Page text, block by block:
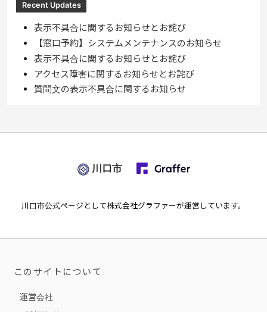
Recent Updates
表示不具合に関するお知らせとお詫び
【窓口予約】システムメンテナンスのお知らせ
表示不具合に関するお知らせとお詫び
アクセス障害に関するお知らせとお詫び
質問文の表示不具合に関するお知らせ
川口市
川口市公式ページとして株式会社グラファーが運営しています。
このサイトについて
運営会社